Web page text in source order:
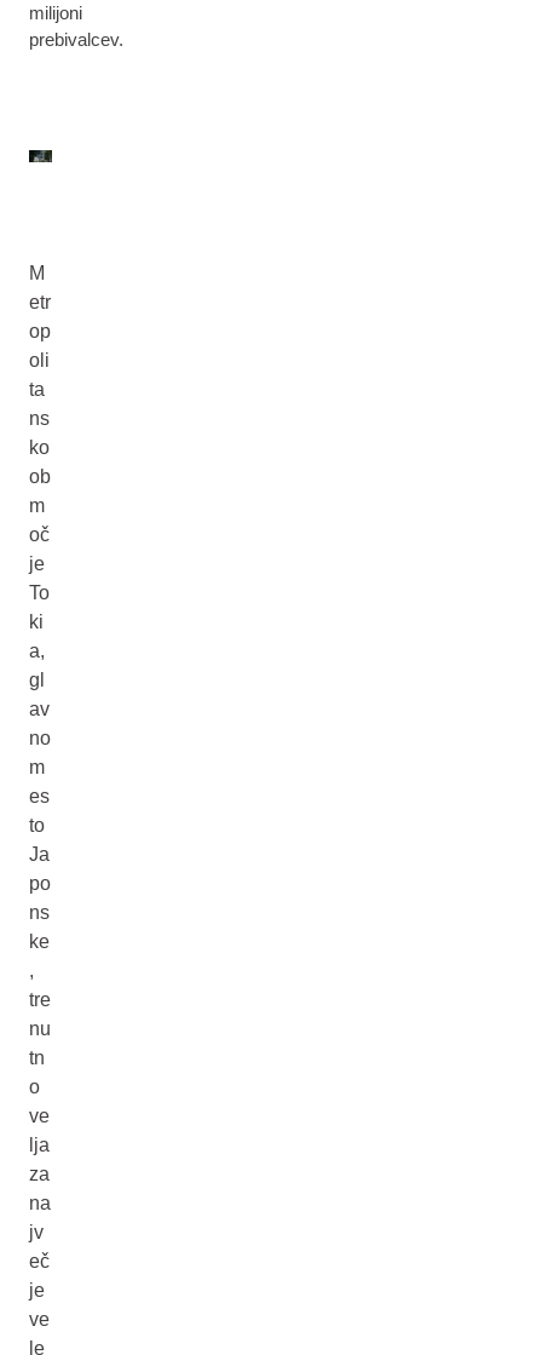
milijoni
prebivalcev.
M
etr
op
oli
ta
ns
ko
ob
m
oč
je
To
ki
a,
gl
av
no
m
es
to
Ja
po
ns
ke
,
tre
nu
tn
o
ve
lja
za
na
jv
eč
je
ve
le